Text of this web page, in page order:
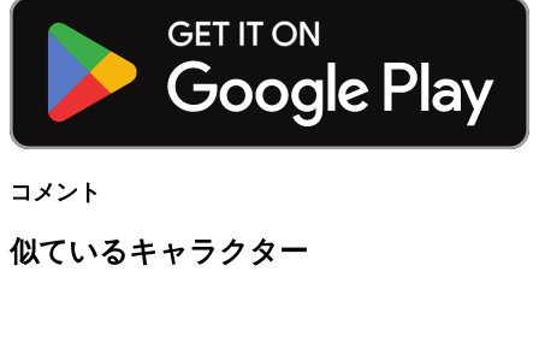
コメント
似ているキャラクター